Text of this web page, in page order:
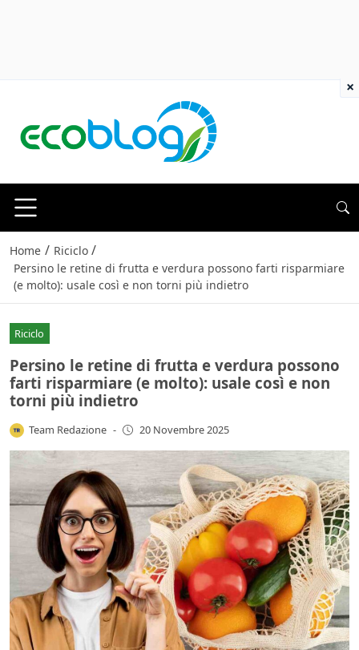
Home / Riciclo /
Persino le retine di frutta e verdura possono farti risparmiare
(e molto): usale così e non torni più indietro
Riciclo
Persino le retine di frutta e verdura possono
farti risparmiare (e molto): usale così e non
torni più indietro
Team Redazione - 20 Novembre 2025
×